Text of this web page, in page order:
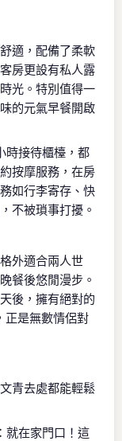
適，配備了柔軟
房更設有私人露
光。特別值得一
的元氣早餐開啟
時接待櫃檯，都
按摩服務，在房
如行李寄存、快
不被瑣事打擾。
外適合兩人世
餐後悠閒漫步。
後，擁有絕對的
正是無數情侶對
青去處都能輕鬆
：就在家門口！這